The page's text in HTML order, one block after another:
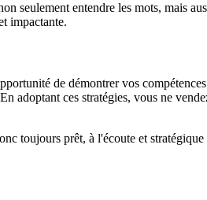
seulement entendre les mots, mais
impactante.
de démontrer vos
adoptant ces stratégies, vous ne
toujours prêt, à l'écoute et